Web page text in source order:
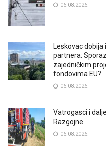
06.08.2026.
Leskovac dobija
partnera:
zajedničkim
fondovima EU?
06.08.2026.
Vatrogasci i
Razgojne
06.08.2026.